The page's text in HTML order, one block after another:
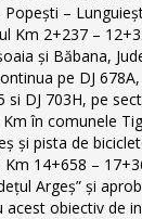
–
Km 2+237 –
și Băbana,
pe DJ
si DJ 703H, pe
în comunele
și pista de
14+658 –
Argeș” şi
acest obiectiv de